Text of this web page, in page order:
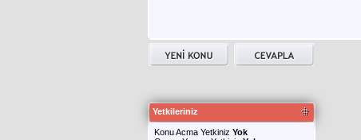
Yetkileriniz
Konu Acma Yetkiniz Yok